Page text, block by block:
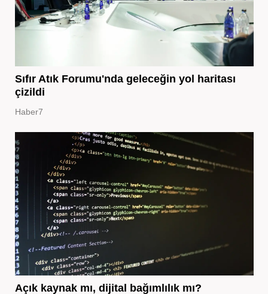
Sıfır Atık Forumu'nda geleceğin yol haritası
çizildi
Haber7
Açık kaynak mı, dijital bağımlılık mı?